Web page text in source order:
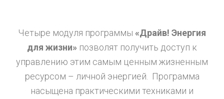
Четыре модуля программы «Драйв! Энергия
для жизни» позволят получить доступ к
управлению этим самым ценным жизненным
ресурсом – личной энергией. Программа
насыщена практическими техниками и